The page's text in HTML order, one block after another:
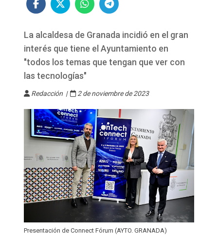
La alcaldesa de Granada incidió en el gran
interés que tiene el Ayuntamiento en
"todos los temas que tengan que ver con
las tecnologías"
Redacción | 2 de noviembre de 2023
Presentación de Connect Fórum (AYTO. GRANADA)